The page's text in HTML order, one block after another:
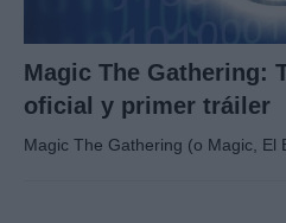
Magic The Gathering:
oficial y primer tráiler
Magic The Gathering (o Magic, El